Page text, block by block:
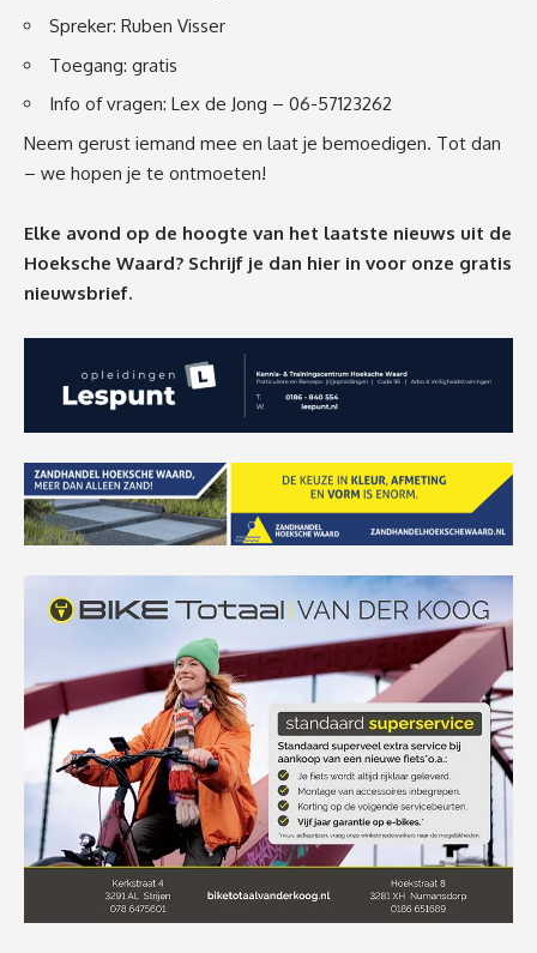
Spreker: Ruben Visser
Toegang: gratis
Info of vragen: Lex de Jong – 06-57123262
Neem gerust iemand mee en laat je bemoedigen. Tot dan
– we hopen je te ontmoeten!
Elke avond op de hoogte van het laatste nieuws uit de
Hoeksche Waard? Schrijf je dan hier in voor onze gratis
nieuwsbrief.